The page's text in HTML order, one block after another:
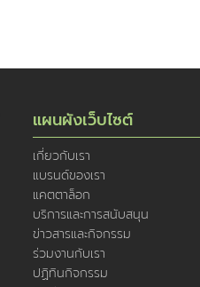
แผนผังเว็บไซต์
เกี่ยวกับเรา
แบรนด์ของเรา
แคตตาล็อก
บริการและการสนับสนุน
ข่าวสารและกิจกรรม
ร่วมงานกับเรา
ปฏิทินกิจกรรม